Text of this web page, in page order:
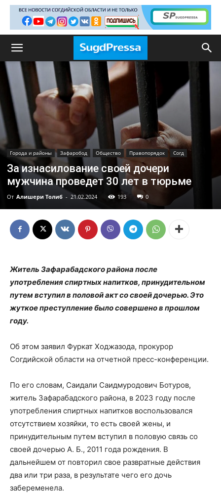
Города и районы Зафаробод Общество Правопорядок Согд
За изнасилование своей дочери
мужчина проведет 30 лет в тюрьме
От Алишери Толиб - 21.02.2024 193 0
Житель Зафарабадского района после
употребления спиртных напитков, принудительном
путем вступил в половой акт со своей дочерью. Это
жуткое преступление было совершено в прошлом
году.
Об этом заявил Фуркат Ходжазода, прокурор
Согдийской области на отчетной пресс-конференции.
По его словам, Саидали Саидмуродович Ботуров,
житель Зафарабадского района, в 2023 году после
употребления спиртных напитков воспользовался
отсутствием хозяйки, то есть своей жены, и
принудительным путем вступил в половую связь со
своей дочерью А. Б., 2011 года рождения. В
дальнейшем от повторил свое развратные действия
два или три раза, в результате чего его дочь
забеременела.